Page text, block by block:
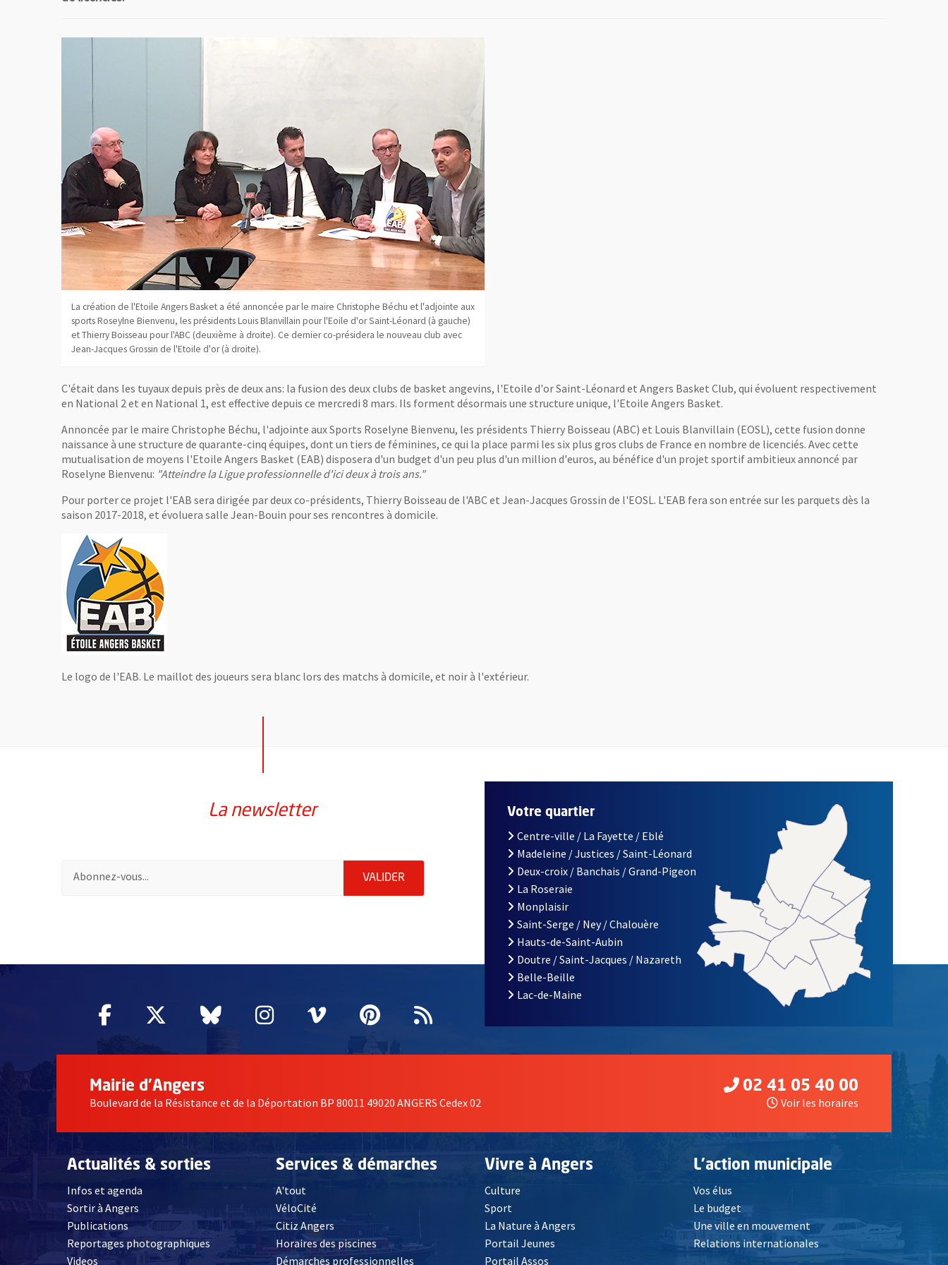
La création de l'Etoile Angers Basket a été annoncée par le maire Christophe Béchu et l'adjointe aux
sports Roseylne Bienvenu, les présidents Louis Blanvillain pour l'Eoile d'or Saint-Léonard (à gauche)
et Thierry Boisseau pour l'ABC (deuxième à droite). Ce dernier co-présidera le nouveau club avec
Jean-Jacques Grossin de l'Etoile d'or (à droite).
C'était dans les tuyaux depuis près de deux ans: la fusion des deux clubs de basket angevins, l'Etoile d'or Saint-Léonard et Angers Basket Club, qui évoluent respectivement
en National 2 et en National 1, est effective depuis ce mercredi 8 mars. Ils forment désormais une structure unique, l'Etoile Angers Basket.
Annoncée par le maire Christophe Béchu, l'adjointe aux Sports Roselyne Bienvenu, les présidents Thierry Boisseau (ABC) et Louis Blanvillain (EOSL), cette fusion donne
naissance à une structure de quarante-cinq équipes, dont un tiers de féminines, ce qui la place parmi les six plus gros clubs de France en nombre de licenciés. Avec cette
mutualisation de moyens l'Etoile Angers Basket (EAB) disposera d'un budget d'un peu plus d'un million d'euros, au bénéfice d'un projet sportif ambitieux annoncé par
Roselyne Bienvenu: "Atteindre la Ligue professionnelle d'ici deux à trois ans."
Pour porter ce projet l'EAB sera dirigée par deux co-présidents, Thierry Boisseau de l'ABC et Jean-Jacques Grossin de l'EOSL. L'EAB fera son entrée sur les parquets dès la
saison 2017-2018, et évoluera salle Jean-Bouin pour ses rencontres à domicile.
Le logo de l'EAB. Le maillot des joueurs sera blanc lors des matchs à domicile, et noir à l'extérieur.
La newsletter
Pour vous inscrire à la lettre d'information de la ville d'Angers, indiquez votre email (champ obligatoire)
VALIDER ENVOYER MA DEMANDE D'INSCRIPTION À LA LETTRE D'INFORMATION DE LA VILLE D'ANGERS
Facebook
, Ouvre une nouvelle fenêtre
Twitter
, Ouvre une nouvelle fenêtre
Bluesky
, Ouvre une nouvelle fenêtre
Instagram
, Ouvre une nouvelle fenêtre
Vimeo
, Ouvre une nouvelle fenêtre
Pinterest
, Ouvre une nouvelle fenêtre
Flux RSS
Votre quartier
Centre-ville / La Fayette / Eblé
Madeleine / Justices / Saint-Léonard
Deux-croix / Banchais / Grand-Pigeon
La Roseraie
Monplaisir
Saint-Serge / Ney / Chalouère
Hauts-de-Saint-Aubin
Doutre / Saint-Jacques / Nazareth
Belle-Beille
Lac-de-Maine
Mairie d'Angers
Boulevard de la Résistance et de la Déportation BP 80011 49020 ANGERS Cedex 02
02 41 05 40 00
Voir les horaires
Actualités & sorties
Infos et agenda
Sortir à Angers
Publications
Reportages photographiques
Videos, Ouvre une nouvelle fenêtre
Services & démarches
A'tout
VéloCité
Citiz Angers , Ouvre une nouvelle fenêtre
Horaires des piscines
Démarches professionnelles
Vivre à Angers
Culture
Sport
La Nature à Angers
Portail Jeunes
Portail Assos
L'action municipale
Vos élus
Le budget
Une ville en mouvement
Relations internationales